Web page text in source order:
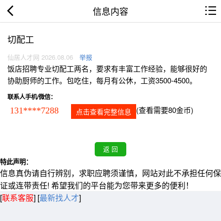
信息内容
切配工
仙居人才网 2026.08.06 举报
饭店招聘专业切配工两名，要求有丰富工作经验，能够很好的
协助厨师的工作。包吃住，每月有公休，工资3500-4500。
联系人手机/微信：
131****7288 点击查看完整信息 (查看需要80金币)
特此声明：
信息真伪请自行辨别，求职应聘须谨慎，网站对此不承担任何保
证或连带责任! 希望我们的平台能为您带来更多的便利！
[联系客服] [最新找人才]